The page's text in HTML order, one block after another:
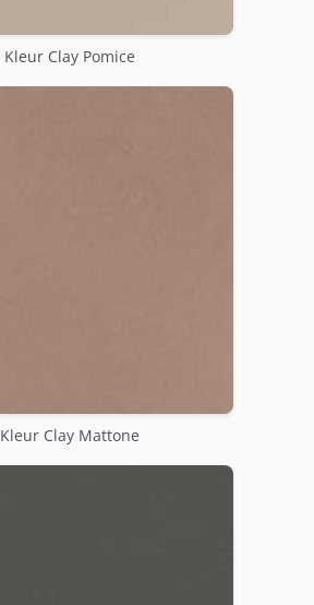
Kleur Clay Pomice
Kleur Clay Mattone